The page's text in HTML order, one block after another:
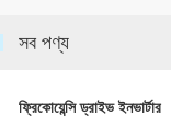
সব পণ্য
ফ্রিকোয়েন্সি ড্রাইভ ইনভার্টার